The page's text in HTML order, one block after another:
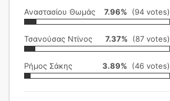
Αναστασίου Θωμάς 7.96% (94 votes)
Τσανούσας Ντίνος 7.37% (87 votes)
Ρήμος Σάκης 3.89% (46 votes)